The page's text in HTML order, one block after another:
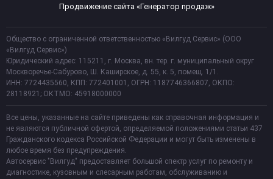
Продвижение сайта «Генератор продаж»
Общество с ограниченной ответственностью «Вилгуд Сервис» (ООО
«Вилгуд Сервис»)
Юридический адрес: 115211, г. Москва, вн. тер. г. муниципальный округ
Москворечье-Сабурово, Ш. Каширское, д. 55, к. 5, помещ. 1/1.
ИНН: 7724435560, КПП: 772401001, ОГРН: 1187746366807, ОКПО:
28118921; ОКТМО: 45918000000
Все цены, указанные на сайте приведены как справочная информация и
не являются публичной офертой, определяемой положениями статьи 437
Гражданского кодекса Российской Федерации и могут быть изменены в
любое время без предупреждения.
Автосервис "Вилгуд" предоставляет большой спектр услуг по ремонту и
диагностике, кузовным и слесарным работам, обслуживанию и